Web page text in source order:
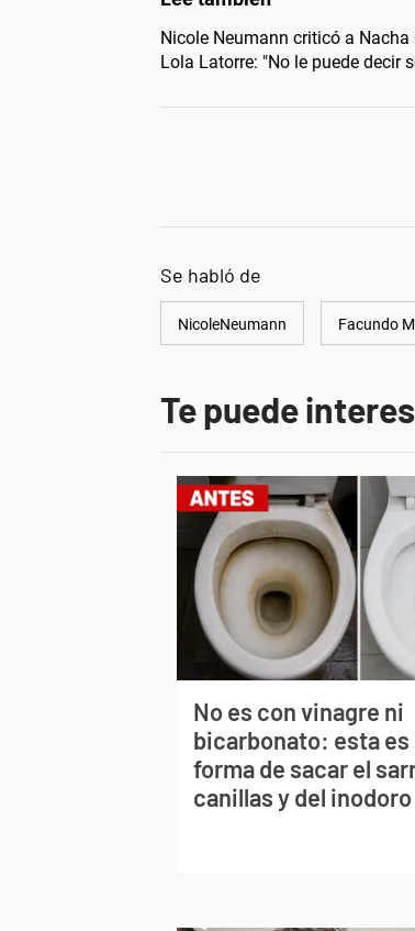
Nicole Neumann criticó a
Lola Latorre: "No le puede decir
Se habló de
NicoleNeumann Facundo
Te puede
No es con vinagre ni
bicarbonato: esta es
forma de sacar el
canillas y del inodoro